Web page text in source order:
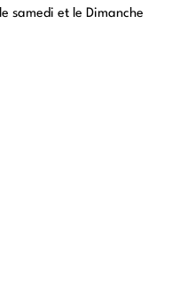
samedi et le Dimanche